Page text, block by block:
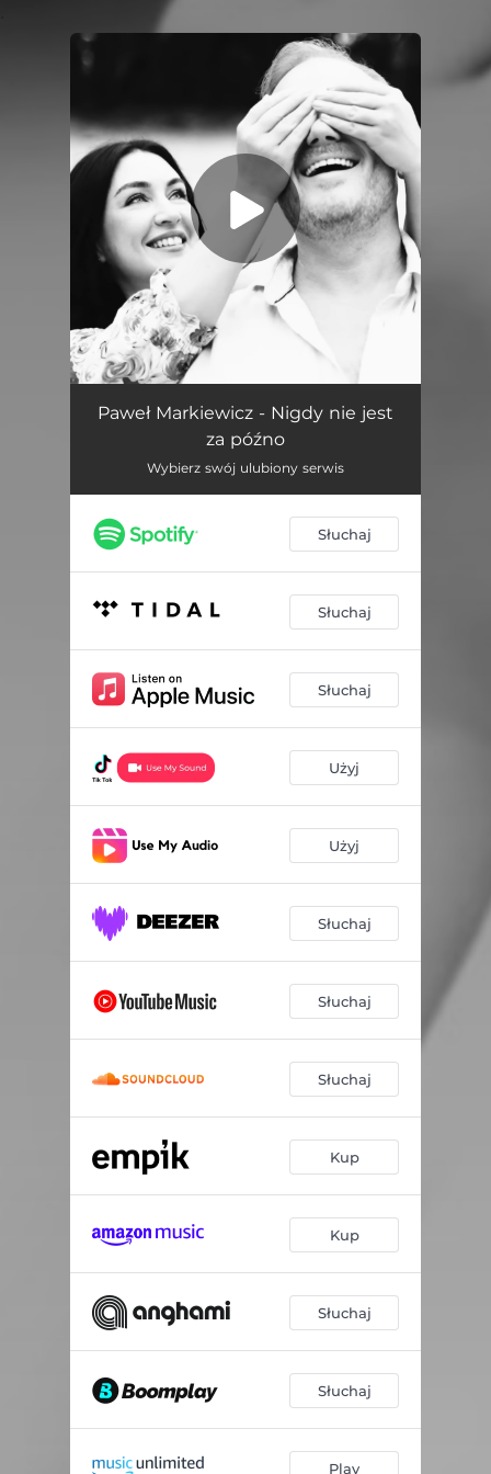
Nigdy Nie Jest Za Późno 03:38
Paweł Markiewicz - Nigdy nie jest
za późno
Wybierz swój ulubiony serwis
Słuchaj
Słuchaj
Słuchaj
Użyj
Użyj
Słuchaj
Słuchaj
Słuchaj
Kup
Kup
Słuchaj
Słuchaj
Play